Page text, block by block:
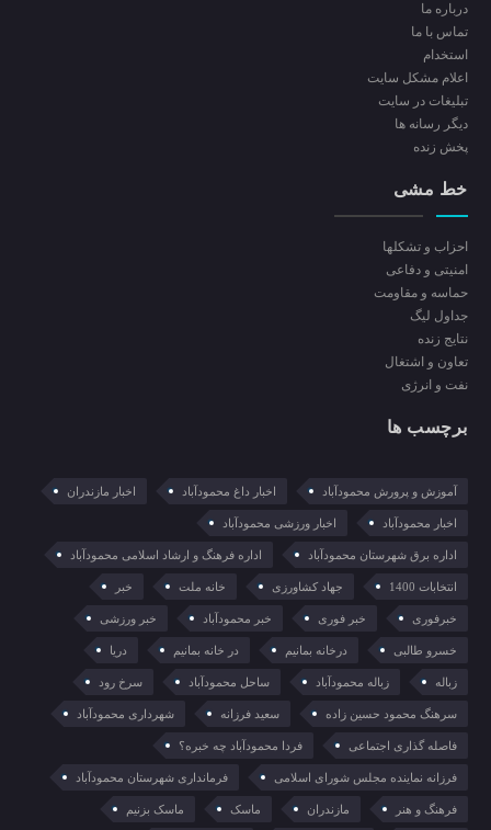
درباره ما
تماس با ما
استخدام
اعلام مشکل سایت
تبلیغات در سایت
ديگر رسانه ها
پخش زنده
خط مشی
احزاب و تشکلها
امنیتی و دفاعی
حماسه و مقاومت
جداول لیگ
نتایج زنده
تعاون و اشتغال
نفت و انرژی
برچسب ها
آموزش و پرورش محمودآباد اخبار داغ محمودآباد اخبار مازندران
اخبار محمودآباد اخبار ورزشی محمودآباد
اداره برق شهرستان محمودآباد اداره فرهنگ و ارشاد اسلامی محمودآباد
انتخابات 1400 جهاد کشاورزی خانه ملت خبر
خبرفوری خبر فوری خبر محمودآباد خبر ورزشی
خسرو طالبی درخانه بمانیم در خانه بمانیم دریا
زباله زباله محمودآباد ساحل محمودآباد سرخ رود
سرهنگ محمود حسین زاده سعید فرزانه شهرداری محمودآباد
فاصله گذاری اجتماعی فردا محمودآباد چه خبره؟
فرزانه نماینده مجلس شورای اسلامی فرمانداری شهرستان محمودآباد
فرهنگ و هنر مازندران ماسک ماسک بزنیم